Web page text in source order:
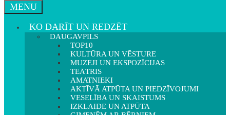
MENU
KO DARĪT UN REDZĒT
DAUGAVPILS
TOP10
KULTŪRA UN VĒSTURE
MUZEJI UN EKSPOZĪCIJAS
TEĀTRIS
AMATNIEKI
AKTĪVĀ ATPŪTA UN PIEDZĪVOJUMI
VESELĪBA UN SKAISTUMS
IZKLAIDE UN ATPŪTA